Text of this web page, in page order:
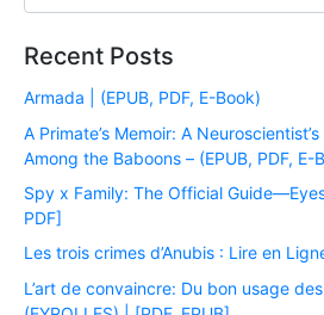
Recent Posts
Armada | (EPUB, PDF, E-Book)
A Primate’s Memoir: A
Among the Baboons – (EPUB, PDF, E-
Spy x Family: The Official
PDF]
Les trois crimes d’Anubis : Lire en
L’art de convaincre: Du bon usage